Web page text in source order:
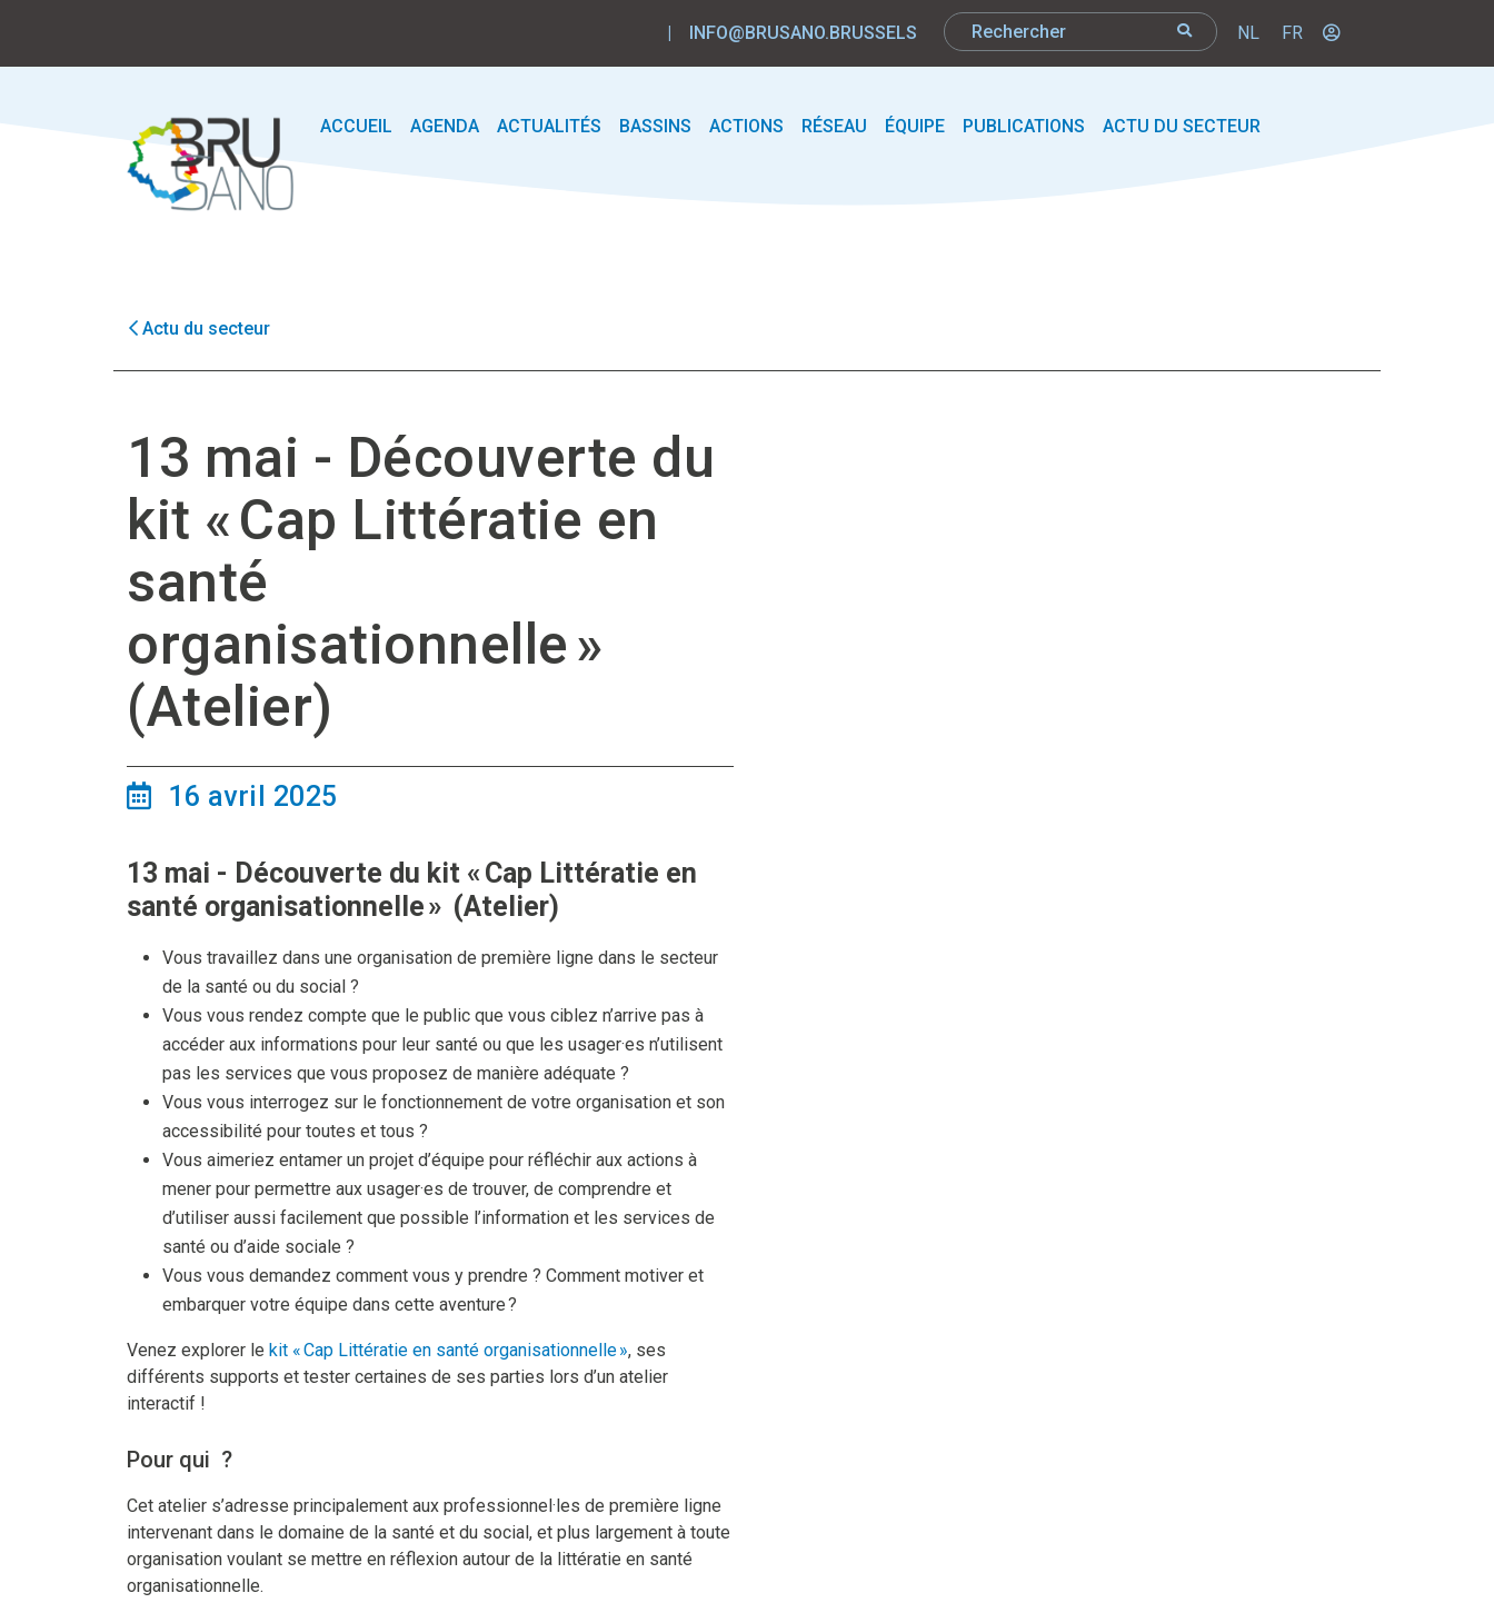
| INFO@BRUSANO.BRUSSELS NL FR
ACCUEIL AGENDA ACTUALITÉS BASSINS ACTIONS RÉSEAU ÉQUIPE PUBLICATIONS ACTU DU SECTEUR
Actu du secteur
13 mai - Découverte du
kit « Cap Littératie en
santé
organisationnelle »
(Atelier)
16 avril 2025
13 mai - Découverte du kit « Cap Littératie en
santé organisationnelle » (Atelier)
Vous travaillez dans une organisation de première ligne dans le secteur
de la santé ou du social ?
Vous vous rendez compte que le public que vous ciblez n’arrive pas à
accéder aux informations pour leur santé ou que les usager·es n’utilisent
pas les services que vous proposez de manière adéquate ?
Vous vous interrogez sur le fonctionnement de votre organisation et son
accessibilité pour toutes et tous ?
Vous aimeriez entamer un projet d’équipe pour réfléchir aux actions à
mener pour permettre aux usager·es de trouver, de comprendre et
d’utiliser aussi facilement que possible l’information et les services de
santé ou d’aide sociale ?
Vous vous demandez comment vous y prendre ? Comment motiver et
embarquer votre équipe dans cette aventure ?
Venez explorer le kit « Cap Littératie en santé organisationnelle », ses
différents supports et tester certaines de ses parties lors d’un atelier
interactif !
Pour qui ?
Cet atelier s’adresse principalement aux professionnel·les de première ligne
intervenant dans le domaine de la santé et du social, et plus largement à toute
organisation voulant se mettre en réflexion autour de la littératie en santé
organisationnelle.